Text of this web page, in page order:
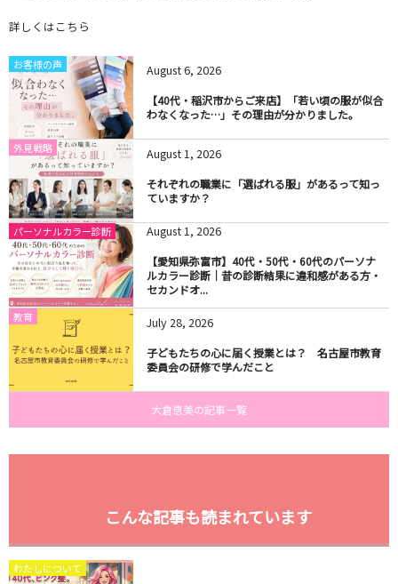
詳しくはこちら
お客様の声 August6, 2026
【40代・稲沢市からご来店】「若い頃の服が似合
わなくなった…」その理由が分かりました。
外見戦略 August 1 , 2026
それぞれの職業に「選ばれる服」があるって知っ
ていますか？
パーソナルカラー診断 August 1 , 2026
【愛知県弥富市】40代・50代・60代のパーソナ
ルカラー診断｜昔の診断結果に違和感がある方・
セカンドオ...
教育 July 28, 2026
子どもたちの心に届く授業とは？ 名古屋市教育
委員会の研修で学んだこと
大倉恵美の記事一覧
こんな記事も読まれています
わたしについて